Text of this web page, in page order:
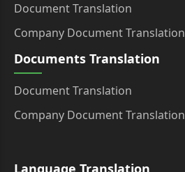
Document Translation
Company Document Translation
Documents Translation
Document Translation
Company Document Translation
Language Translation